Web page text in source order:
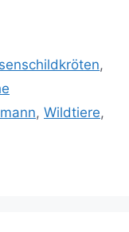
,
, Wildtiere,